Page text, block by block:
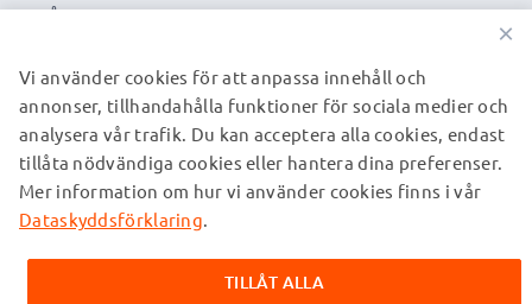
VÅRA BETALNINGSALTERNATIV
VÅRA FRAKTPARTNERS
© subtel.se 2026
Alla priser är inklusive moms och exklusive fraktkostnader.
varumärken tillhörande deras ägare och anges på våra
webbsidor enbart för att ge information om våra produkter.
×
Vi använder cookies för att anpassa innehåll och
annonser, tillhandahålla funktioner för sociala medier och
analysera vår trafik. Du kan acceptera alla cookies, endast
tillåta nödvändiga cookies eller hantera dina preferenser.
Mer information om hur vi använder cookies finns i vår
Dataskyddsförklaring.
TILLÅT ALLA